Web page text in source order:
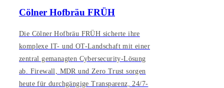
Cölner Hofbräu FRÜH
Die Cölner Hofbräu FRÜH sicherte ihre
komplexe IT- und OT-Landschaft mit einer
zentral gemanagten Cybersecurity-Lösung
ab. Firewall, MDR und Zero Trust sorgen
heute für durchgängige Transparenz, 24/7-